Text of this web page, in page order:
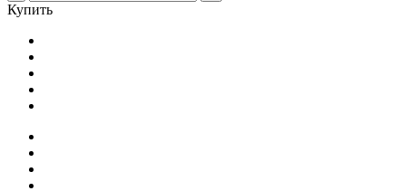
Купить